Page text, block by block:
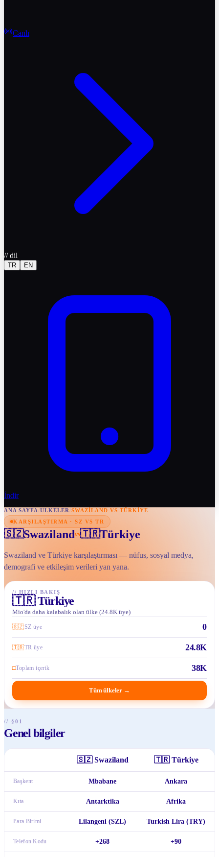
Canlı
//dil
TR EN
İndir
ANA SAYFA/ULKELER/SWAZILAND VS TÜRKIYE
KARŞILAŞTIRMA · SZ VS TR
🇸🇿Swazilandvs🇹🇷Türkiye
Swaziland ve Türkiye karşılaştırması — nüfus, sosyal medya,
demografi ve etkileşim verileri yan yana.
// HIZLI BAKIŞ
🇹🇷 Türkiye
Mio'da daha kalabalık olan ülke (24.8K üye)
🇸🇿SZ üye 0
🇹🇷TR üye 24.8K
□Toplam içerik 38K
Tüm ülkeler →
// §01
Genel bilgiler
🇸🇿 Swaziland 🇹🇷 Türkiye
Başkent Mbabane Ankara
Kıta Antarktika Afrika
Para Birimi Lilangeni (SZL) Turkish Lira (TRY)
Telefon Kodu +268 +90